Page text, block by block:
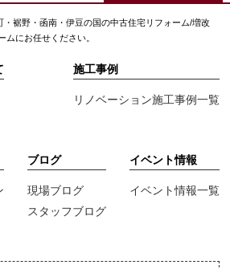
裾野・函南・伊豆の国の中古住宅リフォーム/増改
ムにお任せください。
施工事例
リノベーション施工事例一覧
ブログ
現場ブログ
スタッフブログ
イベント情報
イベント情報一覧